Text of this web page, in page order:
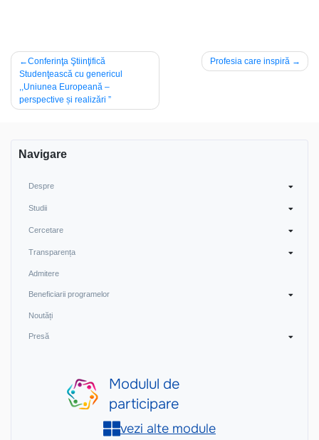
Navigare
în
articole
Conferinţa Ştiinţifică
Studenţească cu genericul
,,Uniunea Europeană –
perspective și realizări ”
Profesia care inspiră
Navigare
Despre
Studii
Cercetare
Transparența
Admitere
Beneficiarii programelor
Noutăți
Presă